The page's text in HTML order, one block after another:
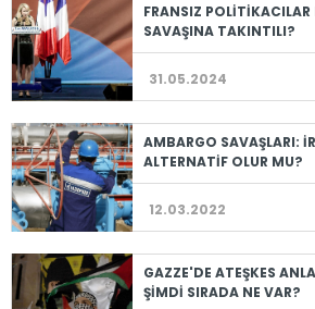
FRANSIZ
SAVAŞINA TAKINTILI?
31.05.2024
AMBARGO SAVAŞLARI:
ALTERNATİF OLUR MU?
12.03.2022
GAZZE'DE ATEŞKES
ŞİMDİ SIRADA NE VAR?